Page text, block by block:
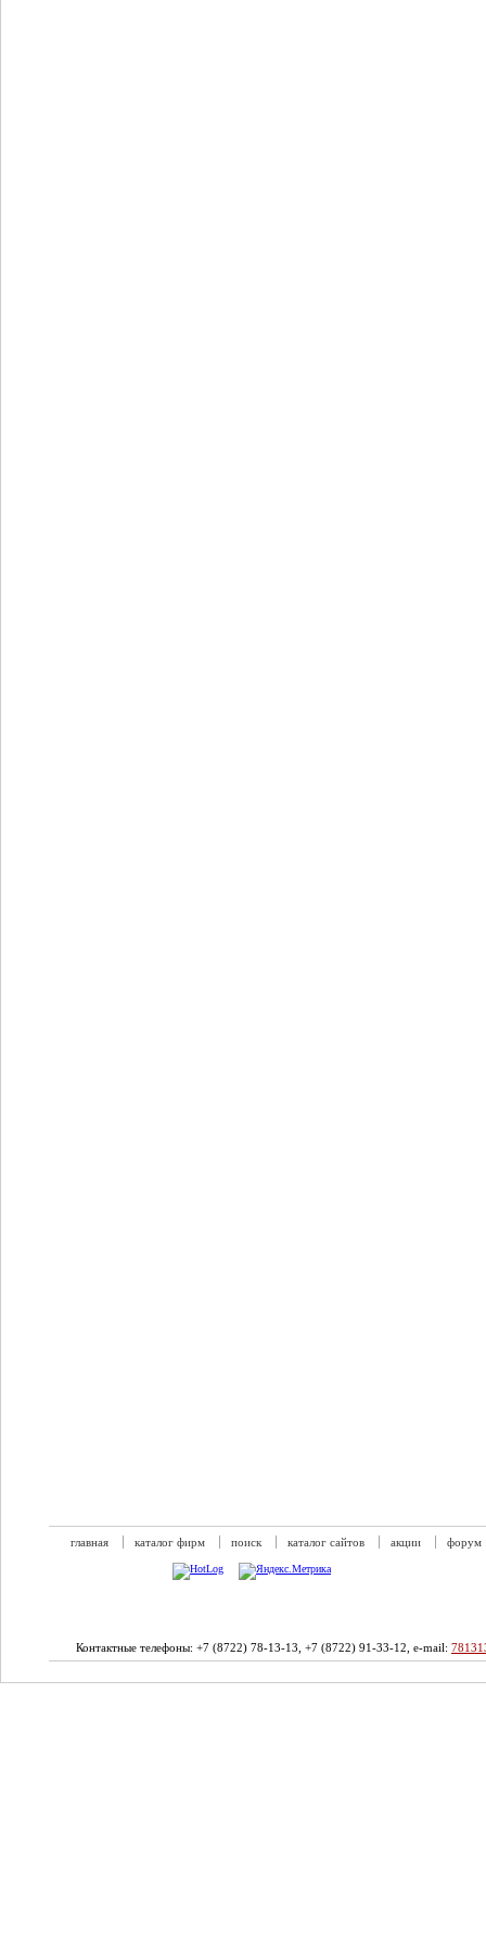
главная каталог фирм поиск каталог сайтов акции форум
Контактные телефоны: +7 (8722) 78-13-13, +7 (8722) 91-33-12, e-mail: